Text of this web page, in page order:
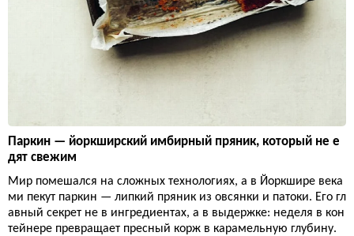
Паркин — йоркширский имбирный пряник, который не е
дят свежим
Мир помешался на сложных технологиях, а в Йоркшире века
ми пекут паркин — липкий пряник из овсянки и патоки. Его гл
авный секрет не в ингредиентах, а в выдержке: неделя в кон
тейнере превращает пресный корж в карамельную глубину.